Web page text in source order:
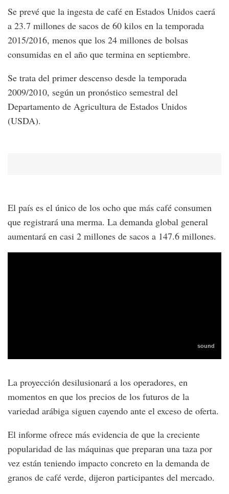
Se prevé que la ingesta de café en Estados Unidos caerá
a 23.7 millones de sacos de 60 kilos en la temporada
2015/2016, menos que los 24 millones de bolsas
consumidas en el año que termina en septiembre.
Se trata del primer descenso desde la temporada
2009/2010, según un pronóstico semestral del
Departamento de Agricultura de Estados Unidos
(USDA).
El país es el único de los ocho que más café consumen
que registrará una merma. La demanda global general
aumentará en casi 2 millones de sacos a 147.6 millones.
La proyección desilusionará a los operadores, en
momentos en que los precios de los futuros de la
variedad arábiga siguen cayendo ante el exceso de oferta.
El informe ofrece más evidencia de que la creciente
popularidad de las máquinas que preparan una taza por
vez están teniendo impacto concreto en la demanda de
granos de café verde, dijeron participantes del mercado.